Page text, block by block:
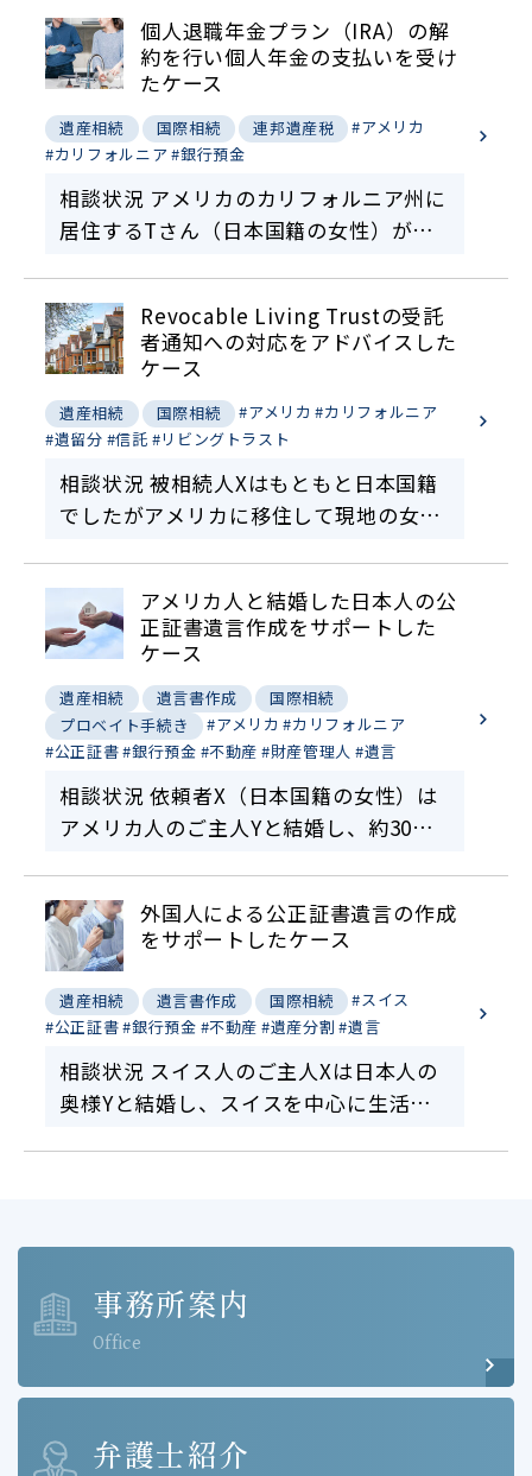
個人退職年金プラン（IRA）の解
約を行い個人年金の支払いを受け
たケース
遺産相続 国際相続 連邦遺産税
#アメリカ
#カリフォルニア #銀行預金
相談状況 アメリカのカリフォルニア州に
居住するTさん（日本国籍の女性）が亡
ており、その後別の会社に移った時に、
個人退職年金プ…
Revocable Living Trustの受託
者通知への対応をアドバイスした
ケース
遺産相続 国際相続 #アメリカ #カリフォルニア
#遺留分 #信託 #リビングトラスト
相談状況 被相続人Xはもともと日本国籍
でしたがアメリカに移住して現地の女性
にも先立たれました。Xは、Revocable
Livi…
アメリカ人と結婚した日本人の公
正証書遺言作成をサポートした
ケース
遺産相続 遺言書作成
国際相続
プロベイト手続き
#アメリカ #カリフォルニア
#公正証書#銀行預金 #不動産 #財産管理人 #遺言
相談状況 依頼者X（日本国籍の女性）は
アメリカ人のご主人Yと結婚し、約30年
リカに3000万円相当の銀行預金や証券口
座を保有し…
外国人による公正証書遺言の作成
をサポートしたケース
遺産相続 遺言書作成 国際相続
#スイス
#公正証書#銀行預金 #不動産 #遺産分割 #遺言
相談状況 スイス人のご主人Xは日本人の
奥様Yと結婚し、スイスを中心に生活を
事務所案内
Office
弁護士紹介